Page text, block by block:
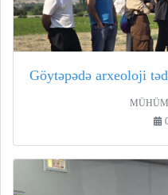
Göytəpədə arxeoloji